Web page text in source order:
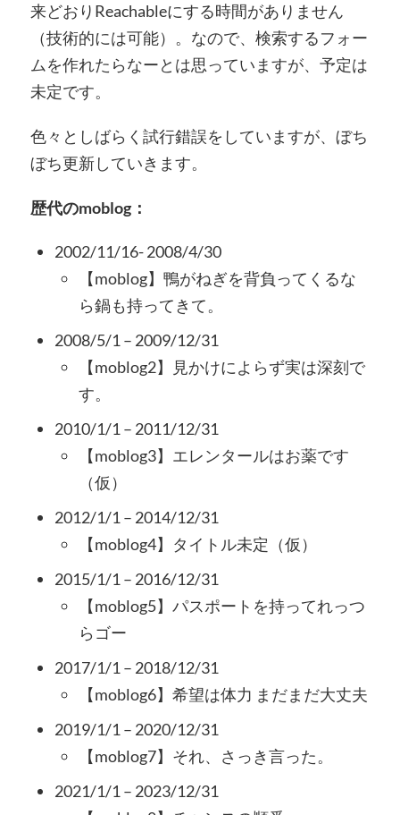
来どおりReachableにする時間がありません
（技術的には可能）。なので、検索するフォー
ムを作れたらなーとは思っていますが、予定は
未定です。
色々としばらく試行錯誤をしていますが、ぼち
ぼち更新していきます。
歴代のmoblog：
2002/11/16- 2008/4/30
【moblog】鴨がねぎを背負ってくるな
ら鍋も持ってきて。
2008/5/1 – 2009/12/31
【moblog2】見かけによらず実は深刻で
す。
2010/1/1 – 2011/12/31
【moblog3】エレンタールはお薬です
（仮）
2012/1/1 – 2014/12/31
【moblog4】タイトル未定（仮）
2015/1/1 – 2016/12/31
【moblog5】パスポートを持ってれっつ
らゴー
2017/1/1 – 2018/12/31
【moblog6】希望は体力 まだまだ大丈夫
2019/1/1 – 2020/12/31
【moblog7】それ、さっき言った。
2021/1/1 – 2023/12/31